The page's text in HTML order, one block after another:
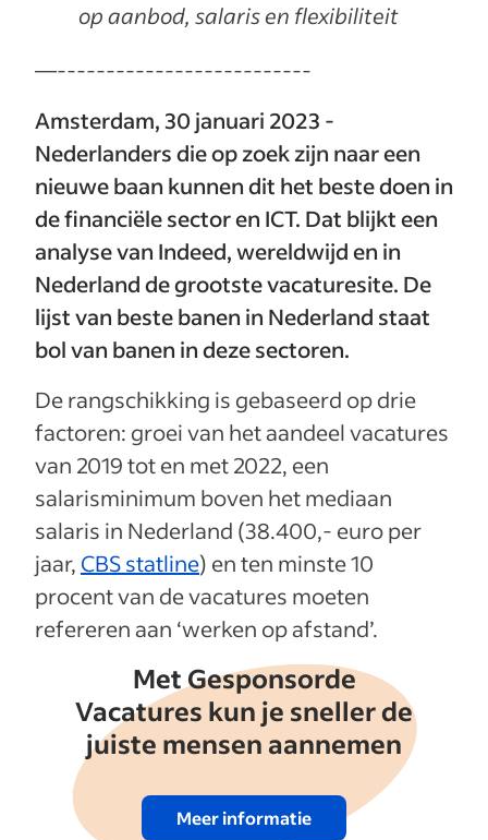
op aanbod, salaris en flexibiliteit
—--------------------------
Amsterdam, 30 januari 2023 -
Nederlanders die op zoek zijn naar een
nieuwe baan kunnen dit het beste doen in
de financiële sector en ICT. Dat blijkt een
analyse van Indeed, wereldwijd en in
Nederland de grootste vacaturesite. De
lijst van beste banen in Nederland staat
bol van banen in deze sectoren.
De rangschikking is gebaseerd op drie
factoren: groei van het aandeel vacatures
van 2019 tot en met 2022, een
salarisminimum boven het mediaan
salaris in Nederland (38.400,- euro per
jaar, CBS statline) en ten minste 10
procent van de vacatures moeten
refereren aan ‘werken op afstand’.
Met Gesponsorde
Vacatures kun je sneller de
juiste mensen aannemen
Meer informatie